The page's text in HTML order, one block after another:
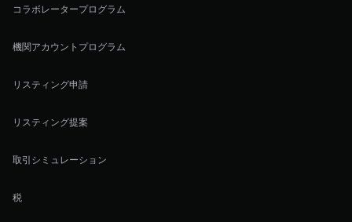
コラボレータープログラム
機関アカウントプログラム
リスティング申請
リスティング提案
取引シミュレーション
税